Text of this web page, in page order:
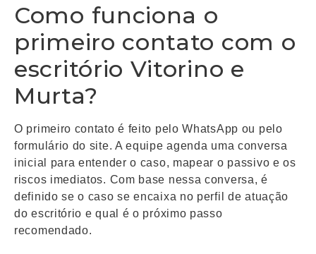
Como funciona o
primeiro contato com o
escritório Vitorino e
Murta?
O primeiro contato é feito pelo WhatsApp ou pelo
formulário do site. A equipe agenda uma conversa
inicial para entender o caso, mapear o passivo e os
riscos imediatos. Com base nessa conversa, é
definido se o caso se encaixa no perfil de atuação
do escritório e qual é o próximo passo
recomendado.